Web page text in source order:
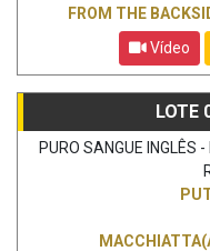
FROM THE
Vídeo
LOTE
PURO SANGUE